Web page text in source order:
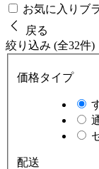
お気に入りブ
戻る
絞り込み (全32件)
価格タイプ
配送